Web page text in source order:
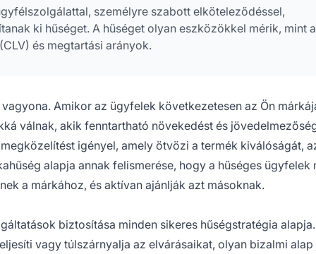
személyre szabott elköteleződéssel,
ki hűséget. A hűséget olyan eszközökkel mérik, mint
és megtartási arányok.
Amikor az ügyfelek következetesen az Ön
válnak, akik fenntartható növekedést és
igényel, amely ötvözi a termék kiválóságát,
alapja annak felismerése, hogy a hűséges ügyfelek
a márkához, és aktívan ajánlják azt másoknak.
biztosítása minden sikeres hűségstratégia
vagy túlszárnyalja az elvárásaikat, olyan bizalmi alap